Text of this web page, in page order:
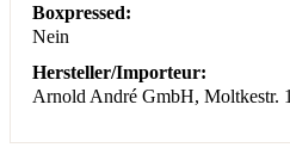
Boxpressed:
Nein
Hersteller/Importeur:
Arnold André GmbH, Moltkestr.